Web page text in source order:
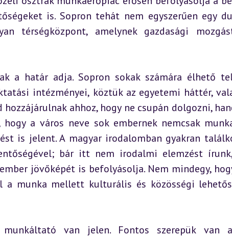
is. Sopron tehát nem egyszerűen egy
térségközpont, amelynek gazdasági
a határ adja. Sopron sokak számára élhető
intézményei, köztük az egyetemi háttér,
ahhoz, hogy ne csupán dolgozni,
a város neve sok embernek nemcsak
is jelent. A magyar irodalomban gyakran
bár itt nem irodalmi elemzést
jövőképét is befolyásolja. Nem mindegy,
a munka mellett kulturális és közösségi
van jelen. Fontos szerepük van